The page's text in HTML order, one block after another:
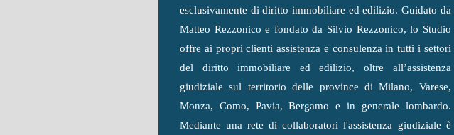
esclusivamente di diritto immobiliare ed edilizio. Guidato da
Matteo Rezzonico e fondato da Silvio Rezzonico, lo Studio
offre ai propri clienti assistenza e consulenza in tutti i settori
del diritto immobiliare ed edilizio, oltre all’assistenza
giudiziale sul territorio delle province di Milano, Varese,
Monza, Como, Pavia, Bergamo e in generale lombardo.
Mediante una rete di collaboratori l'assistenza giudiziale è